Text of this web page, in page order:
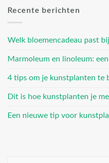
Recente berichten
Welk bloemencadeau past
Marmoleum en linoleum:
4 tips om je kunstplanten te
Dit is hoe kunstplanten je
Een nieuwe tip voor